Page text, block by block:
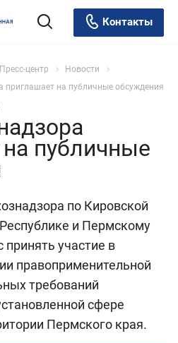
Контакты
Пресс-центр
Новости
приглашает на публичные обсуждения
публичные
по Кировской
и Пермскому
участие в
правоприменительной
требований
сфере
Пермского края.